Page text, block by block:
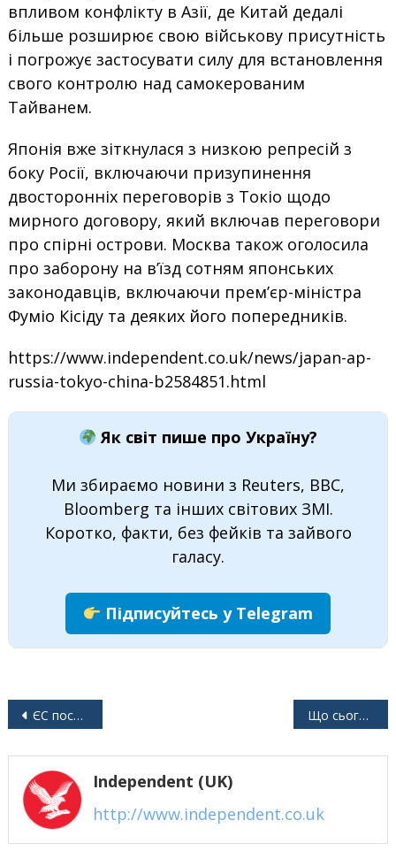
впливом конфлікту в Азії, де Китай дедалі
більше розширює свою військову присутність
і погрожує застосувати силу для встановлення
свого контролю над самокерованим
Тайванем.
Японія вже зіткнулася з низкою репресій з
боку Росії, включаючи призупинення
двосторонніх переговорів з Токіо щодо
мирного договору, який включав переговори
про спірні острови. Москва також оголосила
про заборону на в’їзд сотням японських
законодавців, включаючи прем’єр-міністра
Фуміо Кісіду та деяких його попередників.
https://www.independent.co.uk/news/japan-ap-
russia-tokyo-china-b2584851.html
Як світ пише про Україну?
Ми збираємо новини з Reuters, BBC,
Bloomberg та інших світових ЗМІ.
Коротко, факти, без фейків та зайвого
галасу.
Підписуйтесь у Telegram
Навігація
ЄС посилює тиск на Орбана через його “миротворчу місію” Що сьогодні на Олімпіаді?
Independent (UK)
http://www.independent.co.uk